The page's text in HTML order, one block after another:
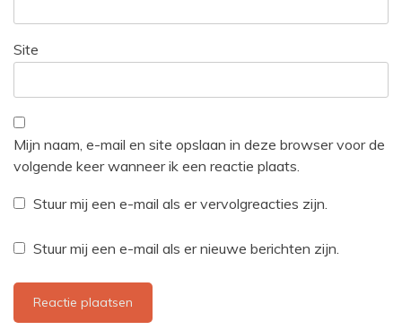
Site
Mijn naam, e-mail en site opslaan in deze browser voor de
volgende keer wanneer ik een reactie plaats.
Stuur mij een e-mail als er vervolgreacties zijn.
Stuur mij een e-mail als er nieuwe berichten zijn.